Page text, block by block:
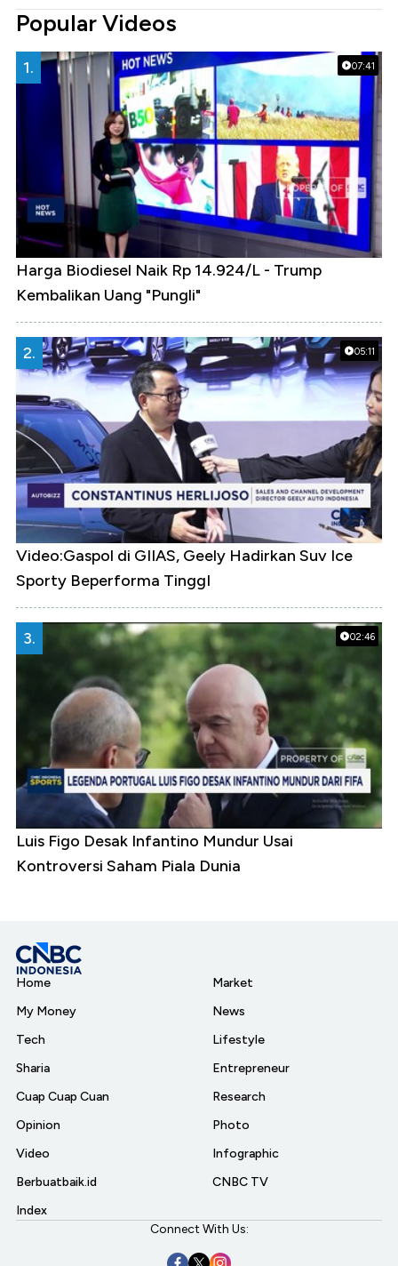
Popular Videos
07:41
1.
Harga Biodiesel Naik Rp 14.924/L - Trump
Kembalikan Uang "Pungli"
05:11
2.
Video:Gaspol di GIIAS, Geely Hadirkan Suv Ice
Sporty Beperforma TinggI
02:46
3.
Luis Figo Desak Infantino Mundur Usai
Kontroversi Saham Piala Dunia
Home
My Money
Tech
Sharia
Cuap Cuap Cuan
Opinion
Video
Berbuatbaik.id
Index
Market
News
Lifestyle
Entrepreneur
Research
Photo
Infographic
CNBC TV
Connect With Us: